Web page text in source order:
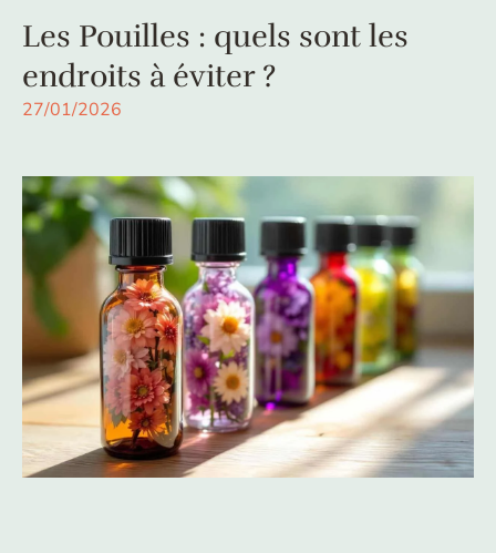
Les Pouilles : quels sont les
endroits à éviter ?
27/01/2026